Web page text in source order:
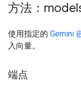
方法：
使用指定的 Gemini
入向量。
端点